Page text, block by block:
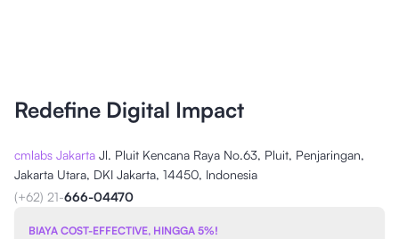
Redefine Digital Impact
cmlabs Jakarta Jl. Pluit Kencana Raya No.63, Pluit, Penjaringan,
Jakarta Utara, DKI Jakarta, 14450, Indonesia
(+62) 21-666-04470
BIAYA COST-EFFECTIVE, HINGGA 5%!